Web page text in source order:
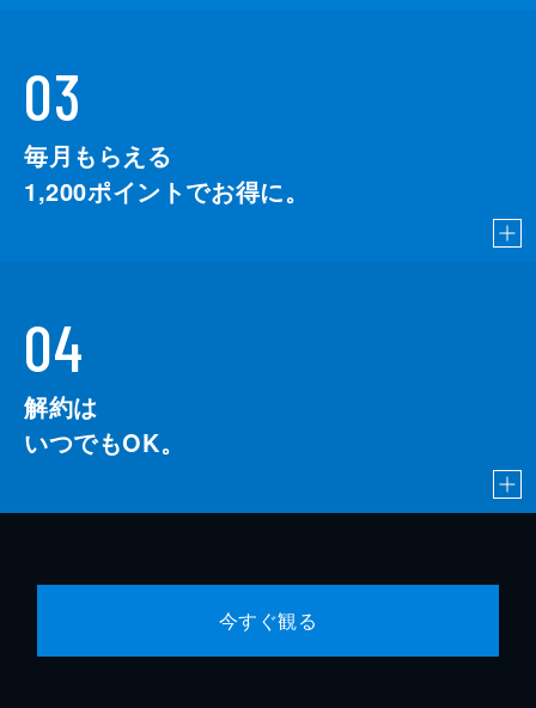
03
毎月もらえる
1,200ポイントでお得に。
04
解約は
いつでもOK。
今すぐ観る